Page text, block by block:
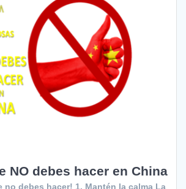
NO debes hacer en China
no debes hacer! 1. Mantén la calma La